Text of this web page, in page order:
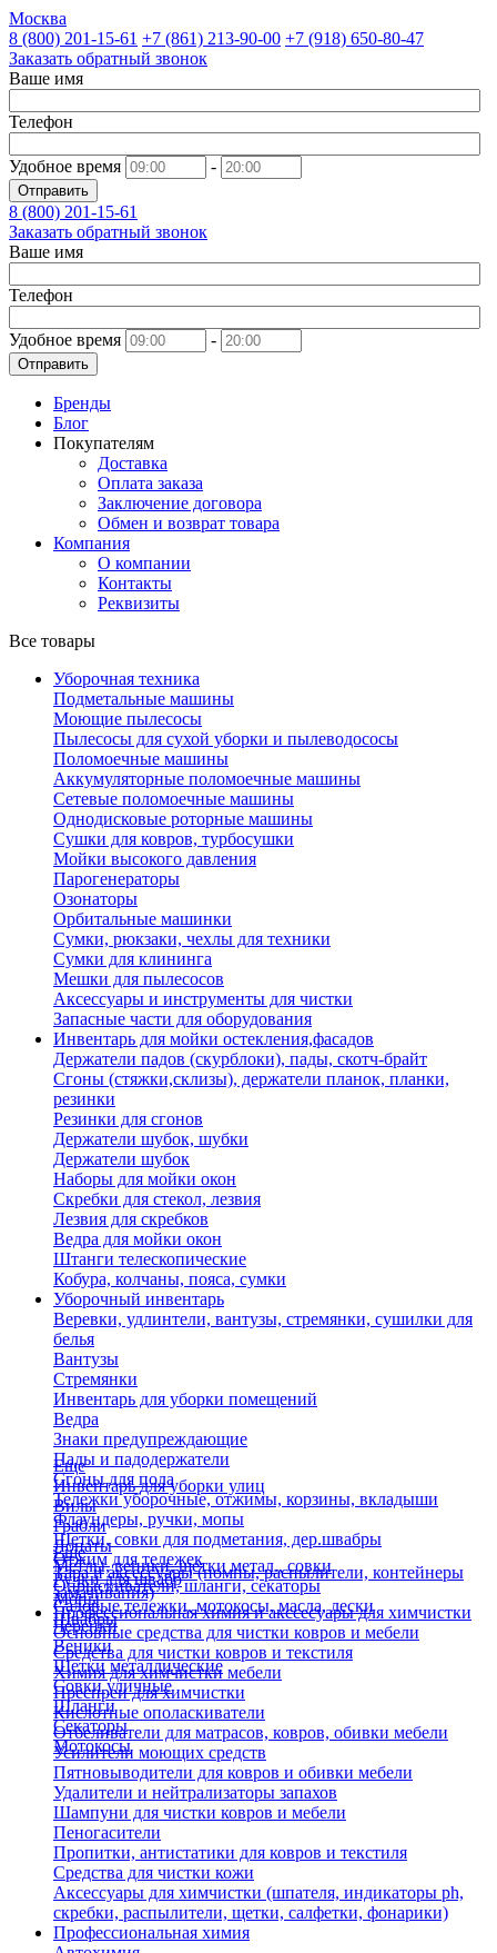
Москва
8 (800) 201-15-61 +7 (861) 213-90-00 +7 (918) 650-80-47
Заказать обратный звонок
Ваше имя
Телефон
Удобное время -
Отправить
8 (800) 201-15-61
Заказать обратный звонок
Ваше имя
Телефон
Удобное время -
Отправить
Бренды
Блог
Покупателям
Доставка
Оплата заказа
Заключение договора
Обмен и возврат товара
Компания
О компании
Контакты
Реквизиты
Все товары
Уборочная техника
Подметальные машины
Моющие пылесосы
Пылесосы для сухой уборки и пылеводососы
Поломоечные машины
Аккумуляторные поломоечные машины
Сетевые поломоечные машины
Однодисковые роторные машины
Сушки для ковров, турбосушки
Мойки высокого давления
Парогенераторы
Озонаторы
Орбитальные машинки
Сумки, рюкзаки, чехлы для техники
Сумки для клининга
Мешки для пылесосов
Аксессуары и инструменты для чистки
Запасные части для оборудования
Инвентарь для мойки остекления,фасадов
Держатели падов (скурблоки), пады, скотч-брайт
Сгоны (стяжки,склизы), держатели планок, планки,
резинки
Резинки для сгонов
Держатели шубок, шубки
Держатели шубок
Наборы для мойки окон
Скребки для стекол, лезвия
Лезвия для скребков
Ведра для мойки окон
Штанги телескопические
Кобура, колчаны, пояса, сумки
Уборочный инвентарь
Веревки, удлинтели, вантузы, стремянки, сушилки для
белья
Вантузы
Стремянки
Инвентарь для уборки помещений
Ведра
Знаки предупреждающие
Пады и падодержатели
Сгоны для пола
Тележки уборочные, отжимы, корзины, вкладыши
Флаундеры, ручки, мопы
Щетки, совки для подметания, дер.швабры
Отжим для тележек
Ручки для швабр
Мопы
Швабры
Еще
Инвентарь для уборки улиц
Вилы
Грабли
Лопаты
Метлы, веники, щетки метал., совки
Опрыскиватели, шланги, секаторы
Садовые тележки, мотокосы, масла, лески
Черенки
Веники
Щетки металлические
Совки уличные
Шланги
Секаторы
Мотокосы
Еще
Тара и аксессуары (помпы, распылители, контейнеры
замачивания)
Профессиональная химия и акссесуары для химчистки
Основные средства для чистки ковров и мебели
Средства для чистки ковров и текстиля
Химия для химчистки мебели
Преспреи для химчистки
Кислотные ополаскиватели
Отбеливатели для матрасов, ковров, обивки мебели
Усилители моющих средств
Пятновыводители для ковров и обивки мебели
Удалители и нейтрализаторы запахов
Шампуни для чистки ковров и мебели
Пеногасители
Пропитки, антистатики для ковров и текстиля
Средства для чистки кожи
Аксессуары для химчистки (шпателя, индикаторы ph,
скребки, распылители, щетки, салфетки, фонарики)
Профессиональная химия